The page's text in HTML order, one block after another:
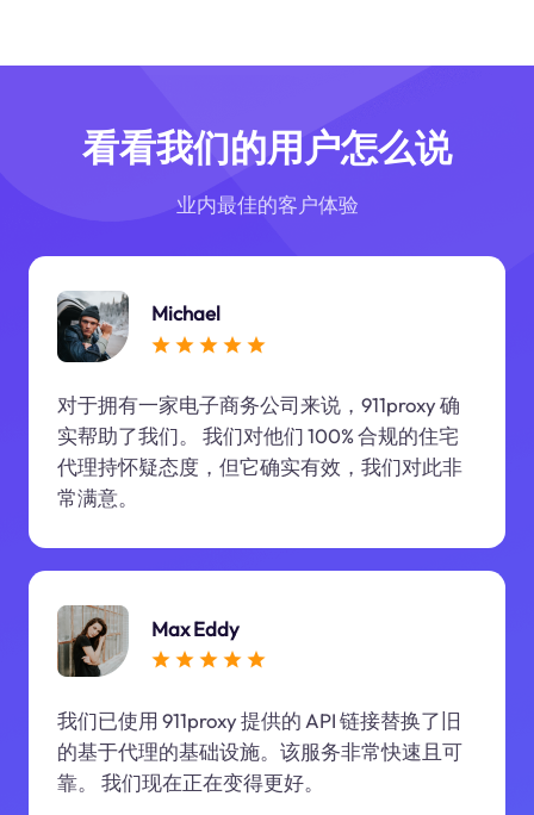
看看我们的用户怎么说
业内最佳的客户体验
Michael
对于拥有一家电子商务公司来说，911proxy 确
实帮助了我们。 我们对他们 100% 合规的住宅
代理持怀疑态度，但它确实有效，我们对此非
常满意。
Max Eddy
我们已使用 911proxy 提供的 API 链接替换了旧
的基于代理的基础设施。该服务非常快速且可
靠。 我们现在正在变得更好。